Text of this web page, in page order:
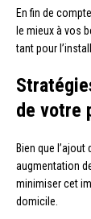
En fin de
le mieux à vos
tant pour
de votre
Bien que
augmentation
minimiser cet
domicile.